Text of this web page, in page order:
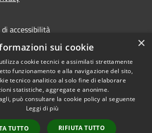
accessibilità
Copyright © 2026 • Comune di
Teramo • Powered by
Municipium• Accesso
×
sui cookie
cookie tecnici e assimilati strettamente
funzionamento e alla navigazione del sito,
tecnico analitico al solo fine di elaborare
statistiche, aggregate e anonime.
può consultare la cookie policy al seguente
Leggi di più
TUTTO RIFIUTA TUTTO